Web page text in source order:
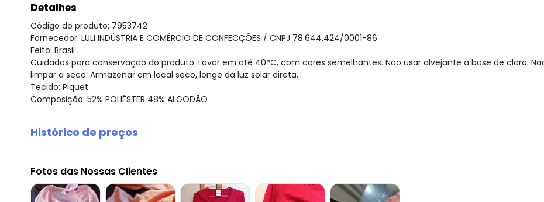
Detalhes
Código do produto: 7953742
Fornecedor: LULI INDÚSTRIA E COMÉRCIO DE CONFECÇÕES / CNPJ 78.644.424/0001-86
Feito: Brasil
Cuidados para conservação do produto: Lavar em até 40°C, com cores semelhantes. Não usar alvejante à base de cloro.
limpar a seco. Armazenar em local seco, longe da luz solar direta.
Tecido: Piquet
Composição: 52% POLIÉSTER 48% ALGODÃO
Histórico de preços
agosto/2026
julho/2026
junho/2026
Fotos das Nossas Clientes